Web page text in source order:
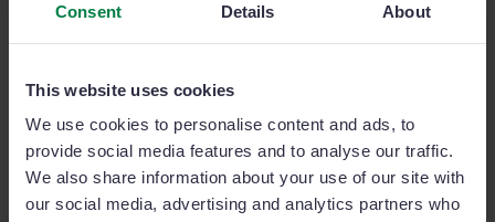
Consent Details About
This website uses cookies
We use cookies to personalise content and ads, to
provide social media features and to analyse our traffic.
We also share information about your use of our site with
our social media, advertising and analytics partners who
sobreAIPRM, uncomplemento muy potente para
ChatGPT que incorpora cientos de prompts listos para
usar. Lo único que tienes que hacer es escribir la
información específica que requiera cada prompt para
su personalización.